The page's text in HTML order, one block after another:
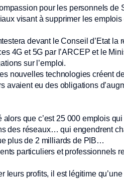
pour les personnels de
visant à supprimer les
devant le Conseil d’Etat la
4G et 5G par l’ARCEP et le
sur l’emploi.
nouvelles technologies créent
avaient eu des obligations
que c’est 25 000 emplois
des réseaux… qui engendrent
plus de 2 milliards de PIB…
particuliers et professionnels
leurs profits, il est légitime